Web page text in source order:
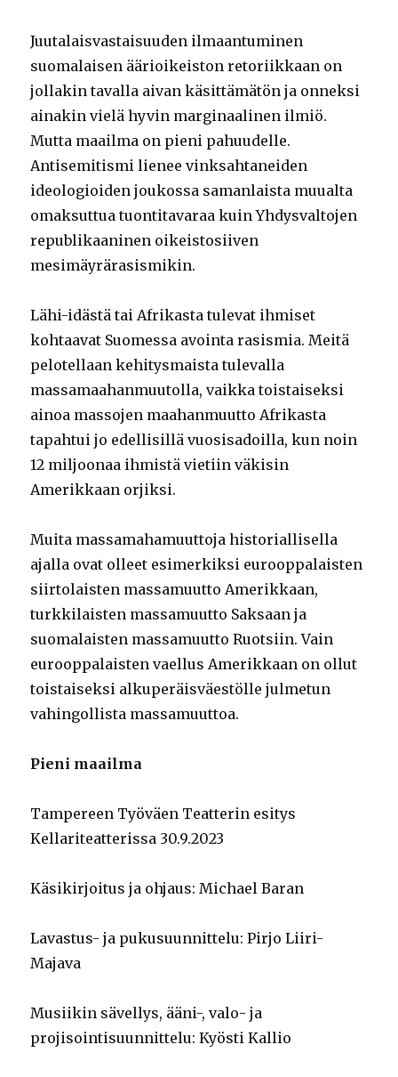
Juutalaisvastaisuuden ilmaantuminen
suomalaisen äärioikeiston retoriikkaan on
jollakin tavalla aivan käsittämätön ja onneksi
ainakin vielä hyvin marginaalinen ilmiö.
Mutta maailma on pieni pahuudelle.
Antisemitismi lienee vinksahtaneiden
ideologioiden joukossa samanlaista muualta
omaksuttua tuontitavaraa kuin Yhdysvaltojen
republikaaninen oikeistosiiven
mesimäyrärasismikin.
Lähi-idästä tai Afrikasta tulevat ihmiset
kohtaavat Suomessa avointa rasismia. Meitä
pelotellaan kehitysmaista tulevalla
massamaahanmuutolla, vaikka toistaiseksi
ainoa massojen maahanmuutto Afrikasta
tapahtui jo edellisillä vuosisadoilla, kun noin
12 miljoonaa ihmistä vietiin väkisin
Amerikkaan orjiksi.
Muita massamahamuuttoja historiallisella
ajalla ovat olleet esimerkiksi eurooppalaisten
siirtolaisten massamuutto Amerikkaan,
turkkilaisten massamuutto Saksaan ja
suomalaisten massamuutto Ruotsiin. Vain
eurooppalaisten vaellus Amerikkaan on ollut
toistaiseksi alkuperäisväestölle julmetun
vahingollista massamuuttoa.
Pieni maailma
Tampereen Työväen Teatterin esitys
Kellariteatterissa 30.9.2023
Käsikirjoitus ja ohjaus: Michael Baran
Lavastus- ja pukusuunnittelu: Pirjo Liiri-
Majava
Musiikin sävellys, ääni-, valo- ja
projisointisuunnittelu: Kyösti Kallio